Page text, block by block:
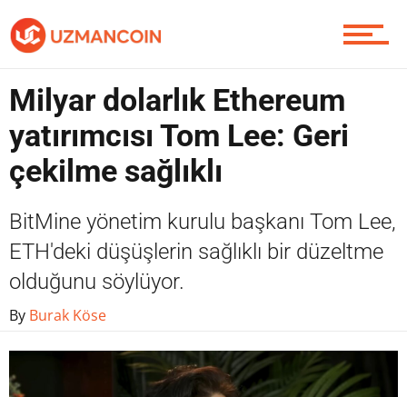
Piyasa
Soru Sor
Contact / İletişim
Milyar dolarlık Ethereum
yatırımcısı Tom Lee: Geri
çekilme sağlıklı
BitMine yönetim kurulu başkanı Tom Lee,
ETH'deki düşüşlerin sağlıklı bir düzeltme
olduğunu söylüyor.
By Burak Köse